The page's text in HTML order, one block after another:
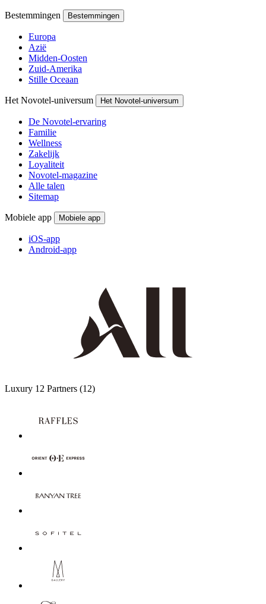
Bestemmingen Bestemmingen
Europa
Azië
Midden-Oosten
Zuid-Amerika
Stille Oceaan
Het Novotel-universum Het Novotel-universum
De Novotel-ervaring
Familie
Wellness
Zakelijk
Loyaliteit
Novotel-magazine
Alle talen
Sitemap
Mobiele app Mobiele app
iOS-app
Android-app
Luxury 12 Partners (12)